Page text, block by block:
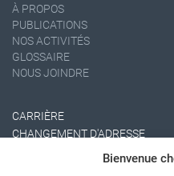
Bienvenue
À PROPOS
PUBLICATIONS
NOS ACTIVITÉS
GLOSSAIRE
NOUS JOINDRE
CARRIÈRE
CHANGEMENT D'ADRESSE